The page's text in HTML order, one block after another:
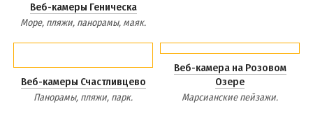
Веб-камеры Геническа
Море, пляжи, панорамы, маяк.
Веб-камеры Счастливцево
Панорамы, пляжи, парк.
Веб-камера на Розовом
Озере
Марсианские пейзажи.